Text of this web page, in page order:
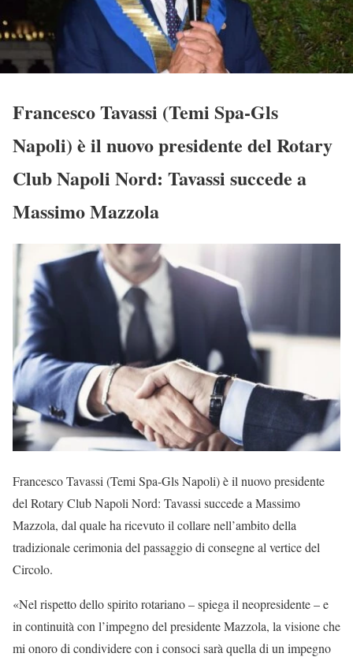
Francesco Tavassi (Temi Spa-Gls
Napoli) è il nuovo presidente del Rotary
Club Napoli Nord: Tavassi succede a
Massimo Mazzola
Francesco Tavassi (Temi Spa-Gls Napoli) è il nuovo presidente
del Rotary Club Napoli Nord: Tavassi succede a Massimo
Mazzola, dal quale ha ricevuto il collare nell’ambito della
tradizionale cerimonia del passaggio di consegne al vertice del
Circolo.
«Nel rispetto dello spirito rotariano – spiega il neopresidente – e
in continuità con l’impegno del presidente Mazzola, la visione che
mi onoro di condividere con i consoci sarà quella di un impegno